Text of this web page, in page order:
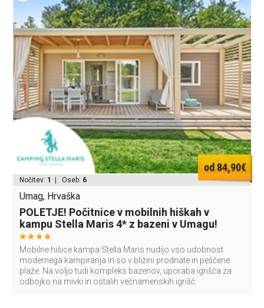
od 84,90€
Nočitev: 1 | Oseb: 6
Umag, Hrvaška
POLETJE! Počitnice v mobilnih hiškah v
kampu Stella Maris 4* z bazeni v Umagu!
Mobilne hišice kampa Stella Maris nudijo vso udobnost
modernega kampiranja in so v bližini prodnate in peščene
plaže. Na voljo tudi kompleks bazenov, uporaba igrišča za
odbojko na mivki in ostalih večnamenskih igrišč.